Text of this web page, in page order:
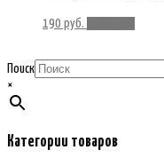
190 руб.
Поиск
×
Категории товаров